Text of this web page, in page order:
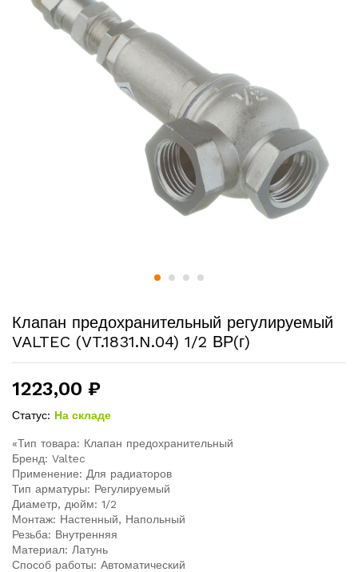
Клапан предохранительный регулируемый
VALTEC (VT.1831.N.04) 1/2 ВР(г)
1223,00 ₽
Статус: На складе
«Тип товара: Клапан предохранительный
Бренд: Valtec
Применение: Для радиаторов
Тип арматуры: Регулируемый
Диаметр, дюйм: 1/2
Монтаж: Настенный, Напольный
Резьба: Внутренняя
Материал: Латунь
Способ работы: Автоматический